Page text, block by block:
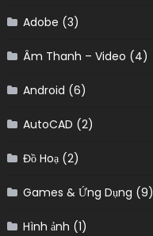
Adobe (3)
Âm Thanh – Video (4)
Android (6)
AutoCAD (2)
Đồ Hoạ(2)
Games & Ứng Dụng (9)
Hình ảnh (1)